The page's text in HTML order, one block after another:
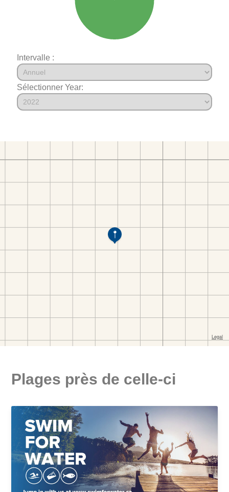
Intervalle :
Sélectionner Year:
Plages près de celle-ci